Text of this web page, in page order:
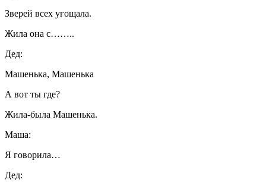
Зверей всех угощала.
Жила она с……..
Дед:
Машенька, Машенька
А вот ты где?
Жила-была Машенька.
Маша:
Я говорила…
Дед: